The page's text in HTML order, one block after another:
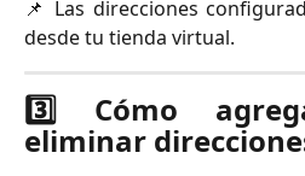
📌 Las direcciones
desde tu tienda virtual.
3️⃣ Cómo
eliminar